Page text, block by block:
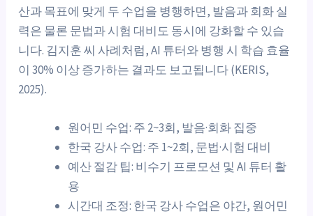
산과 목표에 맞게 두 수업을 병행하면, 발음과 회화 실
력은 물론 문법과 시험 대비도 동시에 강화할 수 있습
니다. 김지훈 씨 사례처럼, AI 튜터와 병행 시 학습 효율
이 30% 이상 증가하는 결과도 보고됩니다 (KERIS,
2025).
원어민 수업: 주 2~3회, 발음·회화 집중
한국 강사 수업: 주 1~2회, 문법·시험 대비
예산 절감 팁: 비수기 프로모션 및 AI 튜터 활
용
시간대 조정: 한국 강사 수업은 야간, 원어민